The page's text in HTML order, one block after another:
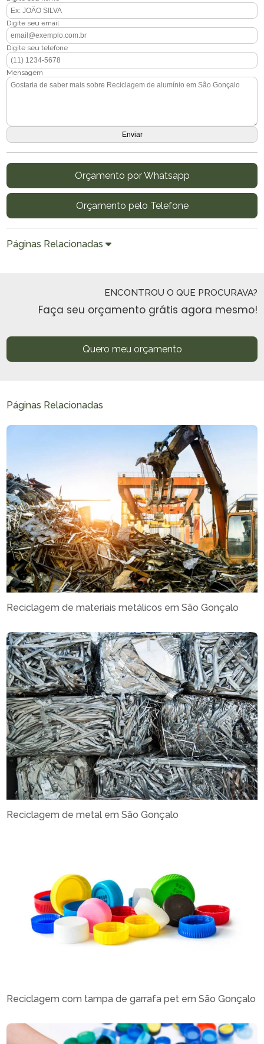
Digite seu email
Digite seu telefone
Mensagem
Orçamento por Whatsapp
Orçamento pelo Telefone
Páginas Relacionadas
ENCONTROU O QUE PROCURAVA?
Faça seu orçamento grátis agora mesmo!
Quero meu orçamento
Páginas Relacionadas
Reciclagem de materiais metálicos em São Gonçalo
Reciclagem de metal em São Gonçalo
Reciclagem com tampa de garrafa pet em São Gonçalo